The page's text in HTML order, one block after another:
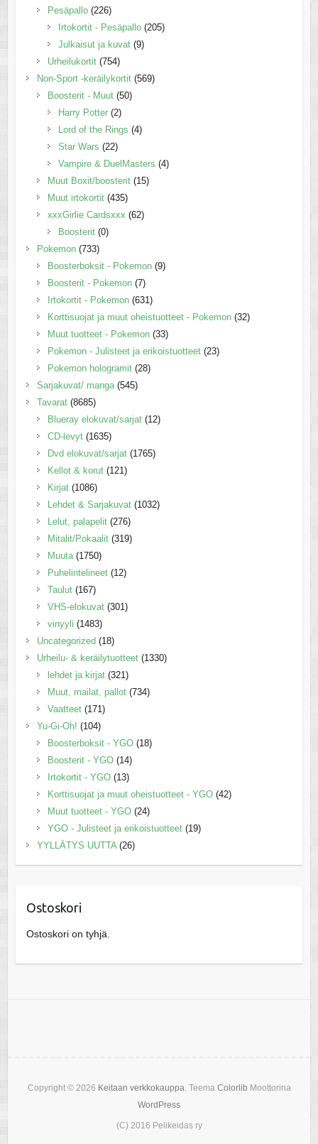
Pesäpallo (226)
Irtokortit - Pesäpallo (205)
Julkaisut ja kuvat (9)
Urheilukortit (754)
Non-Sport -keräilykortit (569)
Boosterit - Muut (50)
Harry Potter (2)
Lord of the Rings (4)
Star Wars (22)
Vampire & DuelMasters (4)
Muut Boxit/boosterit (15)
Muut irtokortit (435)
xxxGirlie Cardsxxx (62)
Boosterit (0)
Pokemon (733)
Boosterboksit - Pokemon (9)
Boosterit - Pokemon (7)
Irtokortit - Pokemon (631)
Korttisuojat ja muut oheistuotteet - Pokemon (32)
Muut tuotteet - Pokemon (33)
Pokemon - Julisteet ja erikoistuotteet (23)
Pokemon hologramit (28)
Sarjakuvat/ manga (545)
Tavarat (8685)
Blueray elokuvat/sarjat (12)
CD-levyt (1635)
Dvd elokuvat/sarjat (1765)
Kellot & korut (121)
Kirjat (1086)
Lehdet & Sarjakuvat (1032)
Lelut, palapelit (276)
Mitalit/Pokaalit (319)
Muuta (1750)
Puhelintelineet (12)
Taulut (167)
VHS-elokuvat (301)
vinyyli (1483)
Uncategorized (18)
Urheilu- & keräilytuotteet (1330)
lehdet ja kirjat (321)
Muut, mailat, pallot (734)
Vaatteet (171)
Yu-Gi-Oh! (104)
Boosterboksit - YGO (18)
Boosterit - YGO (14)
Irtokortit - YGO (13)
Korttisuojat ja muut oheistuotteet - YGO (42)
Muut tuotteet - YGO (24)
YGO - Julisteet ja erikoistuotteet (19)
YYLLÄTYS UUTTA (26)
Ostoskori
Ostoskori on tyhjä.
Copyright © 2026 Keitaan verkkokauppa. Teema Colorlib Moottorina
WordPress
(C) 2016 Pelikeidas ry